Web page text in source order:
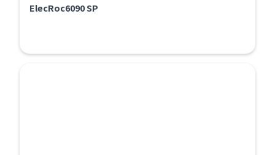
ElecRoc6090 SP